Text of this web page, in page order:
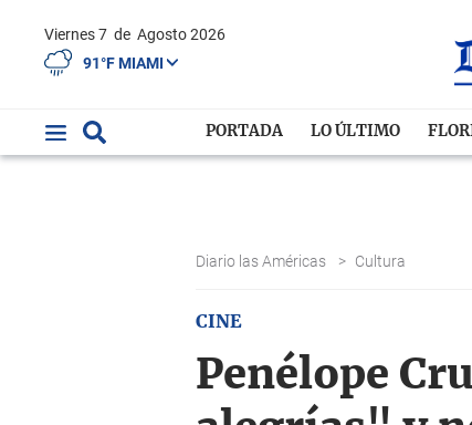
Viernes 7 de Agosto 2026
91°F MIAMI
PORTADA LO ÚLTIMO
Diario las Américas > Cultura
CINE
Penélope